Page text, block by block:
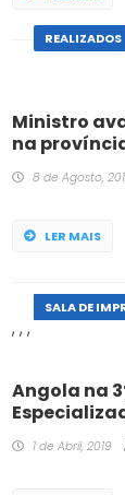
REALIZADOS
Ministro
na
8 de Agosto,
LER MAIS
,
AGENDADOS
,
NOTÍCIAS
,
SALA DE
Angola na
Trabalho e
1 de Abril, 2019